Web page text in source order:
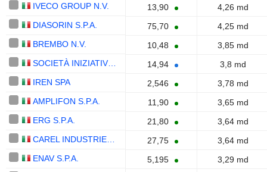
IVECO GROUP N.V.
13,90
4,26 md
DIASORIN S.P.A.
75,70
4,25 md
BREMBO N.V.
10,48
3,85 md
SOCIETÀ INIZIATIVE AUTOSTRADALI E SERVIZI S.P.A.
14,94
3,8 md
IREN SPA
2,546
3,78 md
AMPLIFON S.P.A.
11,90
3,65 md
ERG S.P.A.
21,80
3,64 md
27,75
3,64 md
ENAV S.P.A.
5,195
3,29 md